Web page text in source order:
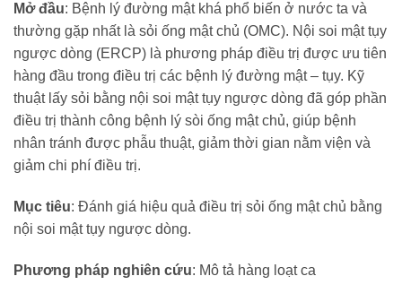
Mở đầu: Bệnh lý đường mật khá phổ biến ở nước ta và
thường gặp nhất là sỏi ống mật chủ (OMC). Nội soi mật tụy
ngược dòng (ERCP) là phương pháp điều trị được ưu tiên
hàng đầu trong điều trị các bệnh lý đường mật – tụy. Kỹ
thuật lấy sỏi bằng nội soi mật tụy ngược dòng đã góp phần
điều trị thành công bệnh lý sòi ống mật chủ, giúp bệnh
nhân tránh được phẫu thuật, giảm thời gian nằm viện và
giảm chi phí điều trị.
Mục tiêu: Đánh giá hiệu quả điều trị sỏi ống mật chủ bằng
nội soi mật tụy ngược dòng.
Phương pháp nghiên cứu: Mô tả hàng loạt ca